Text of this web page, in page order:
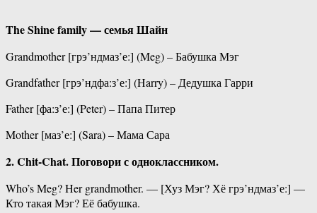
The Shine family — семья Шайн
Grandmother [грэ’ндмаз’е:] (Meg) – Бабушка Мэг
Grandfather [грэ’ндфа:з’е:] (Harry) – Дедушка Гарри
Father [фа:з’е:] (Peter) – Папа Питер
Mother [маз’е:] (Sara) – Мама Сара
2. Chit-Chat. Поговори с одноклассником.
Who’s Meg? Her grandmother. — [Хуз Мэг? Хё грэ’ндмаз’е:] —
Кто такая Мэг? Её бабушка.